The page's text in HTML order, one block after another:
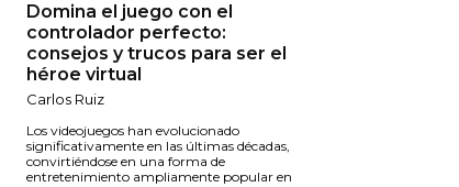
Domina el juego con el
controlador perfecto:
consejos y trucos para ser el
héroe virtual
Carlos Ruiz
Los videojuegos han evolucionado
significativamente en las últimas décadas,
convirtiéndose en una forma de
entretenimiento ampliamente popular en